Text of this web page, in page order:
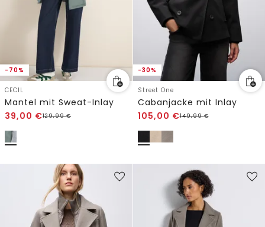
-70%
CECIL
Mantel mit Sweat-Inlay
39,00 €129,99€
-30%
Street One
Cabanjacke mit Inlay
105,00 €149,99€